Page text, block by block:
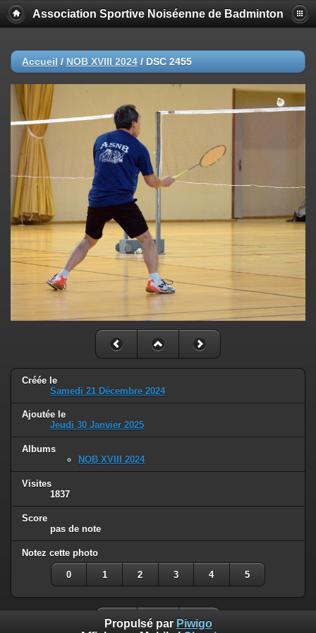
Association Sportive Noiséenne de Badminton
Accueil / NOB XVIII 2024 / DSC 2455
Créée le
Samedi 21 Décembre 2024
Ajoutée le
Jeudi 30 Janvier 2025
Albums
NOB XVIII 2024
Visites
1837
Score
pas de note
Notez cette photo
0 1 2 3 4 5
Propulsé par Piwigo